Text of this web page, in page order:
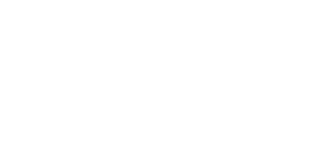
do kupna, sprzedaży lub
prawnych lub podatkowych. Aktywa
stablecoiny i NFT, podlegają